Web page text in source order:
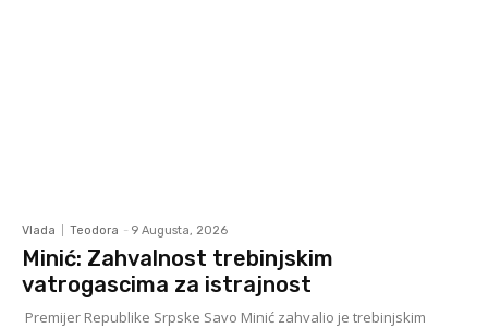
Vlada Teodora - 9 Augusta, 2026
Minić: Zahvalnost trebinjskim
vatrogascima za istrajnost
Premijer Republike Srpske Savo Minić zahvalio je trebinjskim